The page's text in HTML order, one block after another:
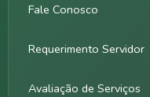
Fale Conosco
Requerimento Servidor
Avaliação de Serviços